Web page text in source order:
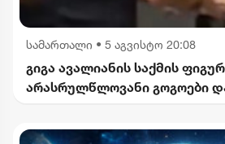
სამართალი • 5 აგვისტო 20:08
გიგა ავალიანის საქმის
არასრულწლოვანი გოგოები